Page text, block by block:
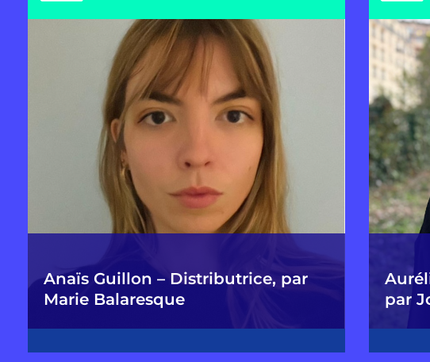
Anaïs Guillon – Distributrice, par
Marie Balaresque
par